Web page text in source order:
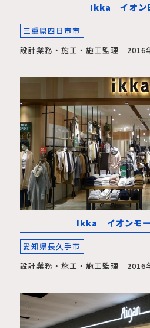
Ikka イオン
三重県四日市市
設計業務・施工・施工監理 2016
Ikka イオンモー
愛知県長久手市
設計業務・施工・施工監理 2016